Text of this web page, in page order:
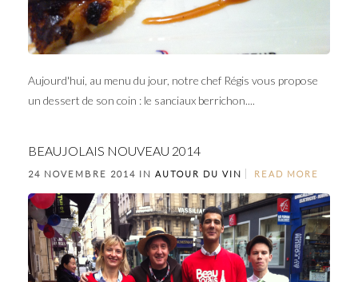
Aujourd'hui, au menu du jour, notre chef Régis vous propose
un dessert de son coin : le sanciaux berrichon....
BEAUJOLAIS NOUVEAU 2014
24 NOVEMBRE 2014 IN AUTOUR DU VIN READ MORE